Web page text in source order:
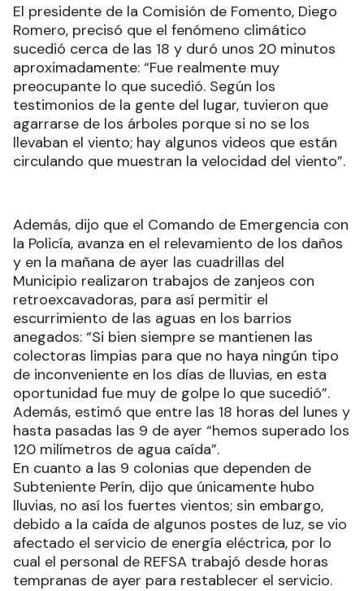
El presidente de la Comisión de Fomento, Diego
Romero, precisó que el fenómeno climático
sucedió cerca de las 18 y duró unos 20 minutos
aproximadamente: “Fue realmente muy
preocupante lo que sucedió. Según los
testimonios de la gente del lugar, tuvieron que
agarrarse de los árboles porque si no se los
llevaban el viento; hay algunos videos que están
circulando que muestran la velocidad del viento”.
Además, dijo que el Comando de Emergencia con
la Policía, avanza en el relevamiento de los daños
y en la mañana de ayer las cuadrillas del
Municipio realizaron trabajos de zanjeos con
retroexcavadoras, para así permitir el
escurrimiento de las aguas en los barrios
anegados: “Si bien siempre se mantienen las
colectoras limpias para que no haya ningún tipo
de inconveniente en los días de lluvias, en esta
oportunidad fue muy de golpe lo que sucedió”.
Además, estimó que entre las 18 horas del lunes y
hasta pasadas las 9 de ayer “hemos superado los
120 milímetros de agua caída”.
En cuanto a las 9 colonias que dependen de
Subteniente Perín, dijo que únicamente hubo
lluvias, no así los fuertes vientos; sin embargo,
debido a la caída de algunos postes de luz, se vio
afectado el servicio de energía eléctrica, por lo
cual el personal de REFSA trabajó desde horas
tempranas de ayer para restablecer el servicio.